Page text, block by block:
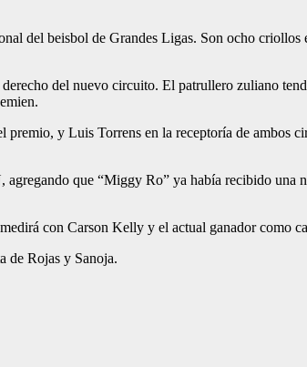
del beisbol de Grandes Ligas. Son ocho criollos
del nuevo circuito. El patrullero zuliano
y Luis Torrens en la receptoría de ambos
que “Miggy Ro” ya había recibido una
con Carson Kelly y el actual ganador como
de Rojas y Sanoja.